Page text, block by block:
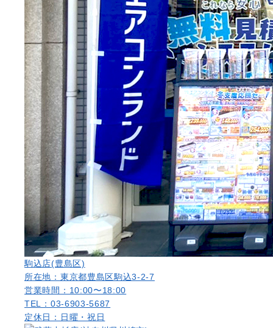
駒込店(豊島区)
所在地：東京都豊島区駒込3-2-7
営業時間：10:00〜18:00
TEL：03-6903-5687
定休日：日曜・祝日